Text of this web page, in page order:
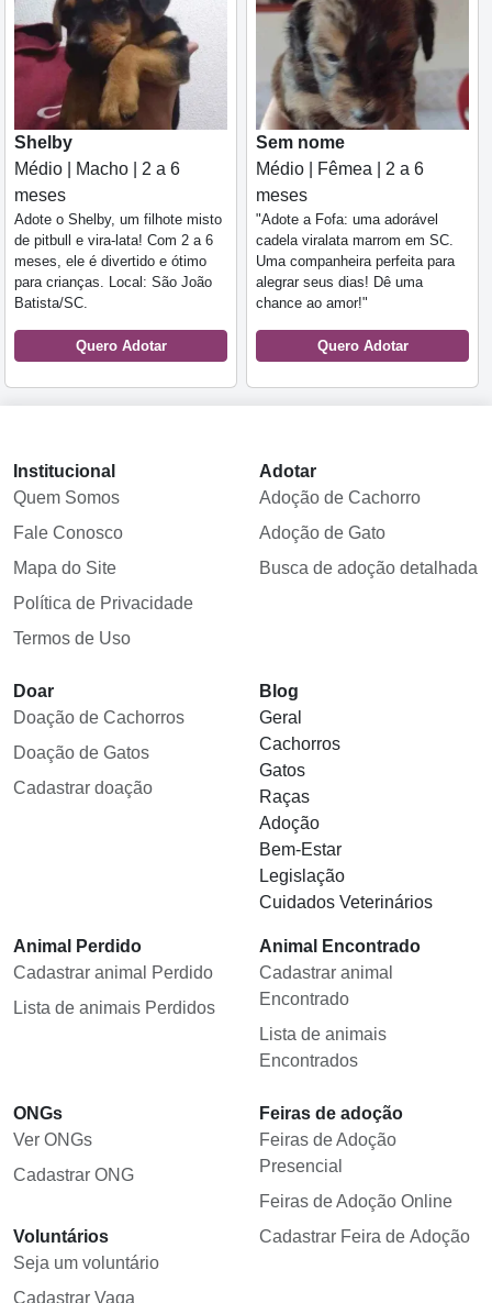
Shelby
Médio | Macho | 2 a 6
meses
Adote o Shelby, um filhote misto
de pitbull e vira-lata! Com 2 a 6
meses, ele é divertido e ótimo
para crianças. Local: São João
Batista/SC.
Quero Adotar
Sem nome
Médio | Fêmea | 2 a 6
meses
"Adote a Fofa: uma adorável
cadela viralata marrom em SC.
Uma companheira perfeita para
alegrar seus dias! Dê uma
chance ao amor!"
Quero Adotar
Institucional
Quem Somos
Fale Conosco
Mapa do Site
Política de Privacidade
Termos de Uso
Adotar
Adoção de Cachorro
Adoção de Gato
Busca de adoção detalhada
Doar
Doação de Cachorros
Doação de Gatos
Cadastrar doação
Blog
Geral
Cachorros
Gatos
Raças
Adoção
Bem-Estar
Legislação
Cuidados Veterinários
Animal Perdido
Cadastrar animal Perdido
Lista de animais Perdidos
Animal Encontrado
Cadastrar animal
Encontrado
Lista de animais
Encontrados
ONGs
Ver ONGs
Cadastrar ONG
Voluntários
Seja um voluntário
Cadastrar Vaga
Feiras de adoção
Feiras de Adoção
Presencial
Feiras de Adoção Online
Cadastrar Feira de Adoção